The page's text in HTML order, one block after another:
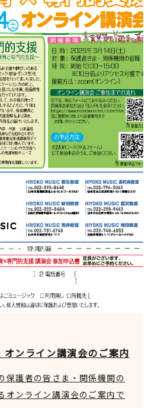
ンライン講演会のご案内
保護者の皆さま・関係機関の
オンライン講演会のご案内で